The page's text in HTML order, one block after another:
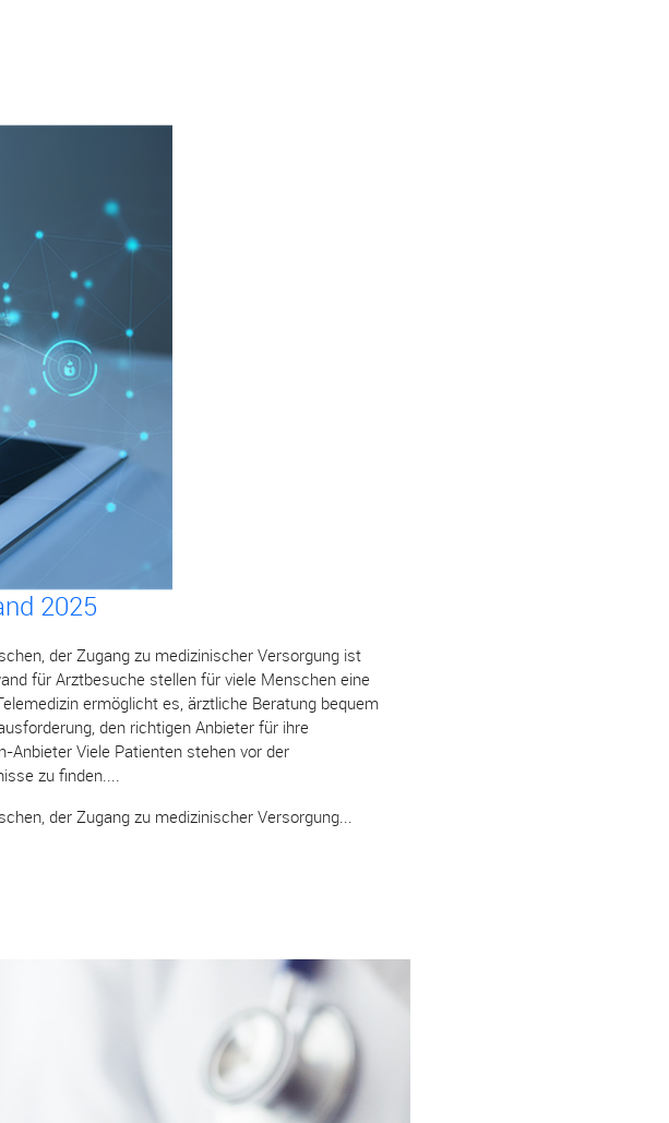
2025
der Zugang zu medizinischer Versorgung ist
für Arztbesuche stellen für viele Menschen eine
ermöglicht es, ärztliche Beratung bequem
den richtigen Anbieter für ihre
Viele Patienten stehen vor der
zu finden....
der Zugang zu medizinischer Versorgung...